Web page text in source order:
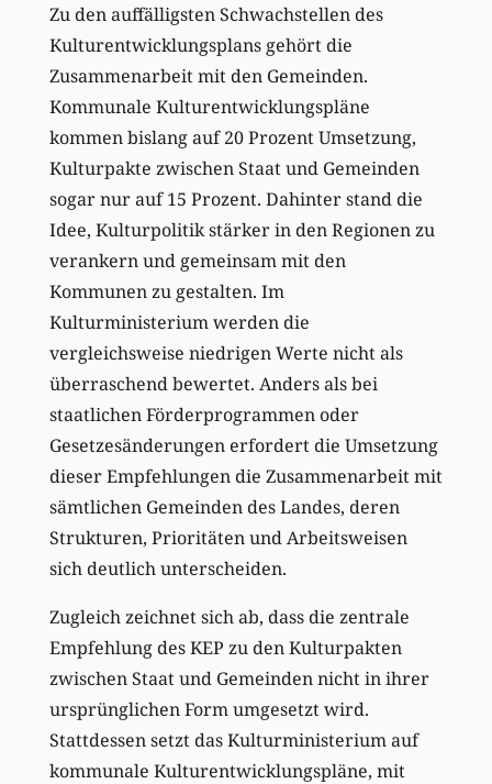
Zu den auffälligsten Schwachstellen des
Kulturentwicklungsplans gehört die
Zusammenarbeit mit den Gemeinden.
Kommunale Kulturentwicklungspläne
kommen bislang auf 20 Prozent Umsetzung,
Kulturpakte zwischen Staat und Gemeinden
sogar nur auf 15 Prozent. Dahinter stand die
Idee, Kulturpolitik stärker in den Regionen zu
verankern und gemeinsam mit den
Kommunen zu gestalten. Im
Kulturministerium werden die
vergleichsweise niedrigen Werte nicht als
überraschend bewertet. Anders als bei
staatlichen Förderprogrammen oder
Gesetzesänderungen erfordert die Umsetzung
dieser Empfehlungen die Zusammenarbeit mit
sämtlichen Gemeinden des Landes, deren
Strukturen, Prioritäten und Arbeitsweisen
sich deutlich unterscheiden.
Zugleich zeichnet sich ab, dass die zentrale
Empfehlung des KEP zu den Kulturpakten
zwischen Staat und Gemeinden nicht in ihrer
ursprünglichen Form umgesetzt wird.
Stattdessen setzt das Kulturministerium auf
kommunale Kulturentwicklungspläne, mit